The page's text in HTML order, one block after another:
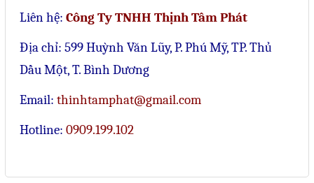
Liên hệ: Công Ty TNHH Thịnh Tâm Phát
Địa chỉ: 599 Huỳnh Văn Lũy, P. Phú Mỹ, TP. Thủ
Dầu Một, T. Bình Dương
Email: thinhtamphat@gmail.com
Hotline: 0909.199.102